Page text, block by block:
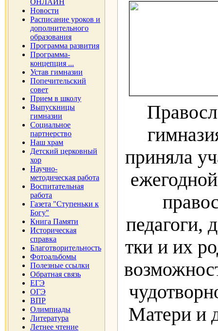
ОНЛАЙН
Новости
Расписание уроков и
дополнительного
образования
Программа развития
Программа-
концепция ...
Устав гимназии
Попечительский
совет
Прием в школу
Выпускницы
гимназии
Социальное
партнерство
Наш храм
Детский церковный
хор
Научно-
методическая работа
Воспитательная
работа
Газета "Ступеньки к
Богу"
Книга Памяти
Историческая
справка
Благотворительность
Фотоальбомы
Полезные ссылки
Обратная связь
ЕГЭ
ОГЭ
ВПР
Олимпиады
Литература
Летнее чтение
приняла
педагоги,
тки и их
Матери и